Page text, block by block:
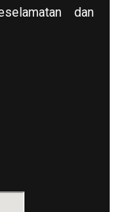
dan